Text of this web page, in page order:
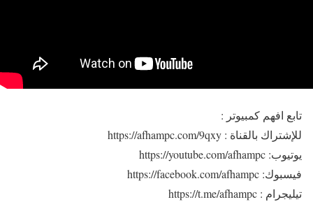
تابع افهم كمبيوتر :
للإشتراك بالقناة : https://afhampc.com/9qxy
يوتيوب: https://youtube.com/afhampc
فيسبوك: https://facebook.com/afhampc
تيليجرام : https://t.me/afhampc